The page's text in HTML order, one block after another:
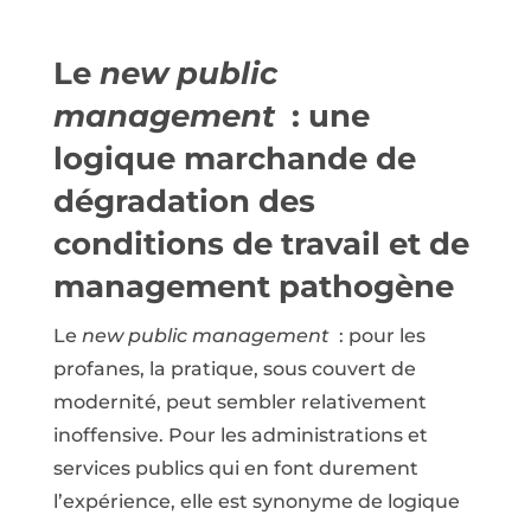
Le new public
management: une
logique marchande de
dégradation des
conditions de travail et de
management pathogène
Le new public management: pour les
profanes, la pratique, sous couvert de
modernité, peut sembler relativement
inoffensive. Pour les administrations et
services publics qui en font durement
l’expérience, elle est synonyme de logique